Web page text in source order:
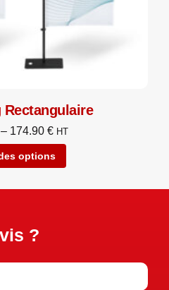
Rectangulaire
– 174.90 € HT
options
?